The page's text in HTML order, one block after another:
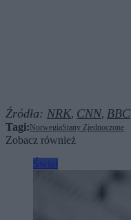
Źródła: NRK, CNN, BBC
Tagi: NorwegiaStany Zjednoczone
Zobacz również